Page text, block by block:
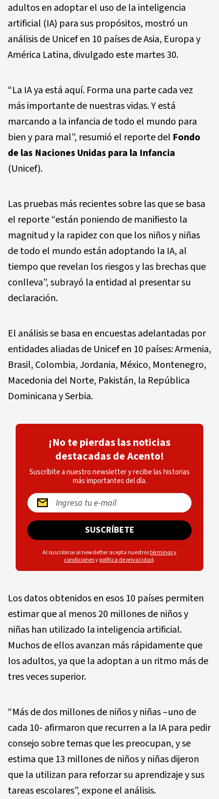
adultos en adoptar el uso de la inteligencia
artificial (IA) para sus propósitos, mostró un
análisis de Unicef en 10 países de Asia, Europa y
América Latina, divulgado este martes 30.
“La IA ya está aquí. Forma una parte cada vez
más importante de nuestras vidas. Y está
marcando a la infancia de todo el mundo para
bien y para mal”, resumió el reporte del Fondo
de las Naciones Unidas para la Infancia
(Unicef).
Las pruebas más recientes sobre las que se basa
el reporte “están poniendo de manifiesto la
magnitud y la rapidez con que los niños y niñas
de todo el mundo están adoptando la IA, al
tiempo que revelan los riesgos y las brechas que
conlleva”, subrayó la entidad al presentar su
declaración.
El análisis se basa en encuestas adelantadas por
entidades aliadas de Unicef en 10 países: Armenia,
Brasil, Colombia, Jordania, México, Montenegro,
Macedonia del Norte, Pakistán, la República
Dominicana y Serbia.
¡No te pierdas las noticias
destacadas de Acento!
Suscríbite a nuestro newsletter y recibe las historias
más importantes del día.
SUSCRÍBETE
Al suscribirse al newsletter acepta nuestrostérminos y
condicionesypolítica de privacidad.
Los datos obtenidos en esos 10 países permiten
estimar que al menos 20 millones de niños y
niñas han utilizado la inteligencia artificial.
Muchos de ellos avanzan más rápidamente que
los adultos, ya que la adoptan a un ritmo más de
tres veces superior.
“Más de dos millones de niños y niñas –uno de
cada 10- afirmaron que recurren a la IA para pedir
consejo sobre temas que les preocupan, y se
estima que 13 millones de niños y niñas dijeron
que la utilizan para reforzar su aprendizaje y sus
tareas escolares”, expone el análisis.